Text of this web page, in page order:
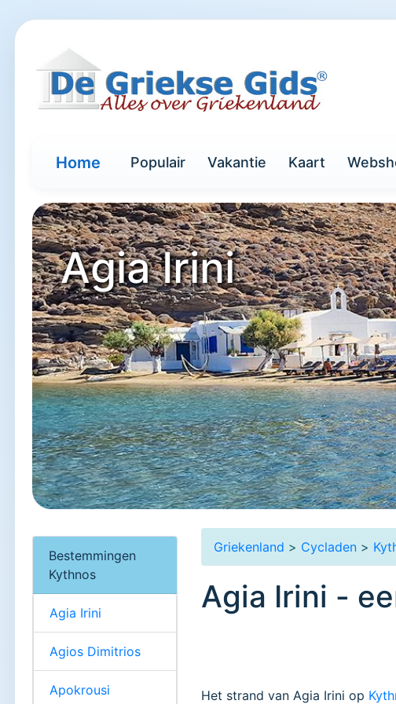
Home Populair Vakantie Kaart
Agia Irini
Griekenland > Cycladen >
Agia Irini -
Het strand van Agia Irini op
Bestemmingen
Kythnos
Agia Irini
Agios Dimitrios
Apokrousi